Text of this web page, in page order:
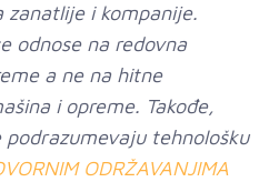
zanatlije i kompanije.
odnose na redovna
a ne na hitne
i opreme. Takođe,
tehnološku
ODRŽAVANJIMA